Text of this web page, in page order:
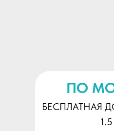
ПО
БЕСПЛАТНАЯ